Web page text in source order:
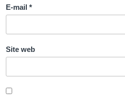
E-mail *
Site web